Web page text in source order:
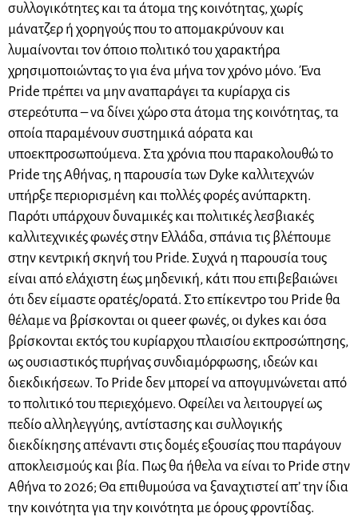
συλλογικότητες και τα άτομα της κοινότητας, χωρίς
μάνατζερ ή χορηγούς που το απομακρύνουν και
λυμαίνονται τον όποιο πολιτικό του χαρακτήρα
χρησιμοποιώντας το για ένα μήνα τον χρόνο μόνο. Ένα
Pride πρέπει να μην αναπαράγει τα κυρίαρχα cis
στερεότυπα – να δίνει χώρο στα άτομα της κοινότητας, τα
οποία παραμένουν συστημικά αόρατα και
υποεκπροσωπούμενα. Στα χρόνια που παρακολουθώ το
Pride της Αθήνας, η παρουσία των Dyke καλλιτεχνών
υπήρξε περιορισμένη και πολλές φορές ανύπαρκτη.
Παρότι υπάρχουν δυναμικές και πολιτικές λεσβιακές
καλλιτεχνικές φωνές στην Ελλάδα, σπάνια τις βλέπουμε
στην κεντρική σκηνή του Pride. Συχνά η παρουσία τους
είναι από ελάχιστη έως μηδενική, κάτι που επιβεβαιώνει
ότι δεν είμαστε ορατές/ορατά. Στο επίκεντρο του Pride θα
θέλαμε να βρίσκονται οι queer φωνές, οι dykes και όσα
βρίσκονται εκτός του κυρίαρχου πλαισίου εκπροσώπησης,
ως ουσιαστικός πυρήνας συνδιαμόρφωσης, ιδεών και
διεκδικήσεων. Το Pride δεν μπορεί να απογυμνώνεται από
το πολιτικό του περιεχόμενο. Οφείλει να λειτουργεί ως
πεδίο αλληλεγγύης, αντίστασης και συλλογικής
διεκδίκησης απέναντι στις δομές εξουσίας που παράγουν
αποκλεισμούς και βία. Πως θα ήθελα να είναι το Pride στην
Αθήνα το 2026; Θα επιθυμούσα να ξαναχτιστεί απ’ την ίδια
την κοινότητα για την κοινότητα με όρους φροντίδας.